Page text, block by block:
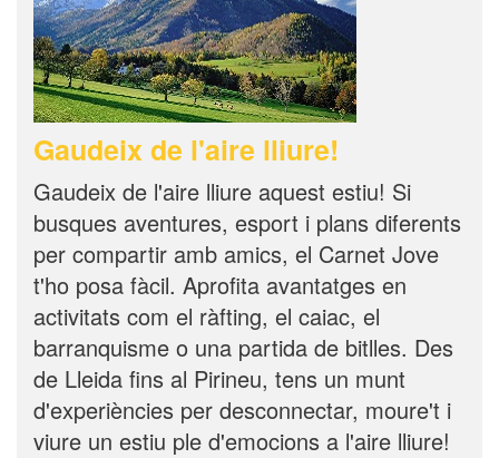
Gaudeix de l'aire lliure!
Gaudeix de l'aire lliure aquest estiu! Si
busques aventures, esport i plans diferents
per compartir amb amics, el Carnet Jove
t'ho posa fàcil. Aprofita avantatges en
activitats com el ràfting, el caiac, el
barranquisme o una partida de bitlles. Des
de Lleida fins al Pirineu, tens un munt
d'experiències per desconnectar, moure't i
viure un estiu ple d'emocions a l'aire lliure!